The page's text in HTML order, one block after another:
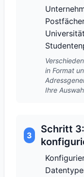
in Format
Ihre
3
Schritt